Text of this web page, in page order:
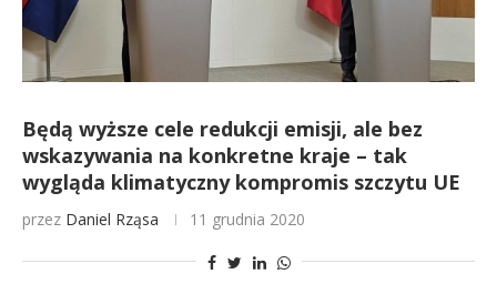
Będą wyższe cele redukcji emisji, ale bez
wskazywania na konkretne kraje – tak
wygląda klimatyczny kompromis szczytu UE
przez Daniel Rząsa 11 grudnia 2020